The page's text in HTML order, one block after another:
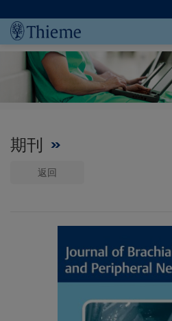
期刊
返回